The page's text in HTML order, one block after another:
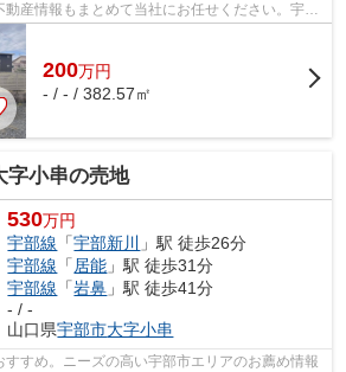
産情報もまとめて当社にお任せください。宇部
会社だか...
200万円
- / - / 382.57㎡
字小串の売地
530万円
宇部線 「宇部新川
」駅 徒歩26分
宇部線 「居能 」駅 徒歩31分
宇部線 「岩鼻 」駅 徒歩41分
- / -
山口県宇部市大字小串
すめ。ニーズの高い宇部市エリアのお薦め情報